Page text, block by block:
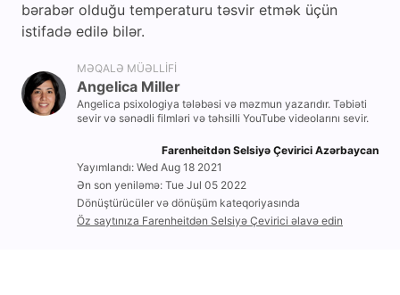
bərabər olduğu temperaturu təsvir etmək üçün
istifadə edilə bilər.
MƏQALƏ MÜƏLLIFI
Angelica Miller
Angelica psixologiya tələbəsi və məzmun yazarıdır. Təbiəti
sevir və sənədli filmləri və təhsilli YouTube videolarını sevir.
Farenheitdən Selsiyə Çevirici Azərbaycan
Yayımlandı: Wed Aug 18 2021
Ən son yeniləmə: Tue Jul 05 2022
Dönüştürücüler və dönüşüm kateqoriyasında
Öz saytınıza Farenheitdən Selsiyə Çevirici əlavə edin